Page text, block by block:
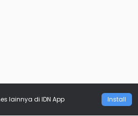
lainnya di IDN App Install